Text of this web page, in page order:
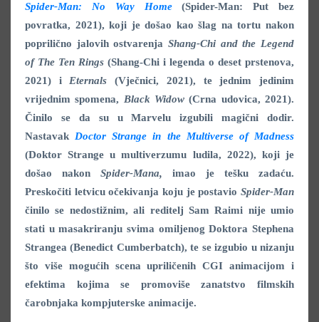
Spider-Man: No Way Home
(Spider-Man: Put bez
povratka, 2021), koji je došao kao šlag na tortu nakon
poprilično jalovih ostvarenja Shang-Chi and the Legend
of The Ten Rings (Shang-Chi i legenda o deset prstenova,
2021) i Eternals(Vječnici, 2021), te jednim jedinim
vrijednim spomena, Black Widow(Crna udovica, 2021).
Činilo se da su u Marvelu izgubili magični dodir.
Nastavak Doctor Strange in the Multiverse of Madness
(Doktor Strange u multiverzumu ludila, 2022), koji je
došao nakon Spider-Mana, imao je tešku zadaću.
Preskočiti letvicu očekivanja koju je postavio Spider-Man
činilo se nedostižnim, ali reditelj Sam Raimi nije umio
stati u masakriranju svima omiljenog Doktora Stephena
Strangea (Benedict Cumberbatch), te se izgubio u nizanju
što više mogućih scena upriličenih CGI animacijom i
efektima kojima se promoviše zanatstvo filmskih
čarobnjaka kompjuterske animacije.